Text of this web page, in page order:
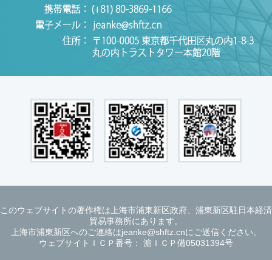
このウェブサイトの著作権は上海市浦東新区政府、浦東新区駐日本経済
貿易事務所にあります。
上海市浦東新区へのご連絡はjeanke@shftz.cnにご送信ください。
ウェブサイトＩＣＰ番号： 滬ＩＣＰ備05031394号